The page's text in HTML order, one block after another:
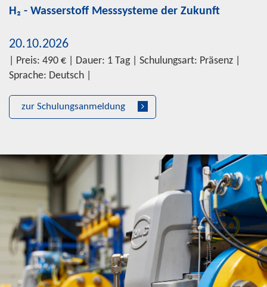
H₂ - Wasserstoff Messsysteme der Zukunft
20.10.2026
| Preis: 490 € | Dauer: 1 Tag | Schulungsart: Präsenz |
Sprache: Deutsch |
zur Schulungsanmeldung